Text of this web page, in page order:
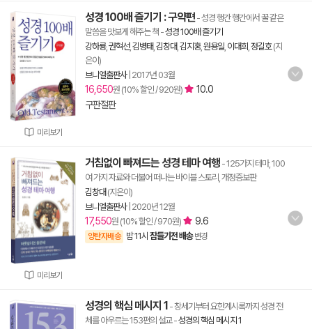
미리보기
성경 100배 즐기기 : 구약편 - 성경 행간 행간에서 꿀 같은
말씀을 맛보게 해주는 책 -성경 100배 즐기기
강하룡, 권혁선, 김병태 김창대 김지홍, 원용일 이대희 정길호(지
은이)
브니엘출판사| 2017년 03월
16,650원 (10% 할인 / 920원)
10.0
구판절판
미리보기
거침없이 빠져드는 성경 테마 여행 - 125가지 테마, 100
여 가지 자료와 더불어 떠나는 바이블 스토리, 개정증보판
김창대 (지은이)
브니엘출판사| 2020년 12월
17,550원 (10% 할인 / 970원) 9.6
양탄자배송 밤 11시 잠들기전 배송 변경
성경의 핵심 메시지 1 - 창세기부터 요한계시록까지 성경 전
체를 아우르는 153편의 설교-성경의 핵심 메시지 1